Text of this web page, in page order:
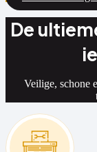
De
Veilige, schone